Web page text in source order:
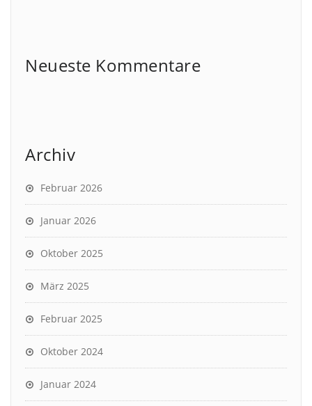
Neueste Kommentare
Archiv
Februar 2026
Januar 2026
Oktober 2025
März 2025
Februar 2025
Oktober 2024
Januar 2024